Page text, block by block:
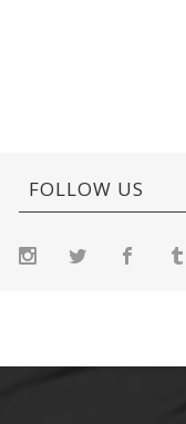
FOLLOW US